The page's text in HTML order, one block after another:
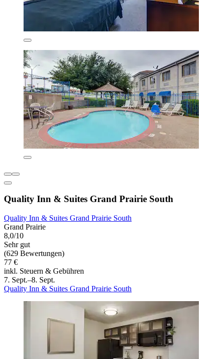
Quality Inn & Suites Grand Prairie South
Quality Inn & Suites Grand Prairie South
Grand Prairie
8,0/10
Sehr gut
(629 Bewertungen)
77 €
inkl. Steuern & Gebühren
7. Sept.–8. Sept.
Quality Inn & Suites Grand Prairie South